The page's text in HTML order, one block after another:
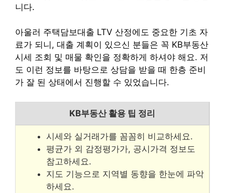
니다.
아울러 주택담보대출 LTV 산정에도 중요한 기초 자
료가 되니, 대출 계획이 있으신 분들은 꼭 KB부동산
시세 조회 및 매물 확인을 정확하게 하셔야 해요. 저
도 이런 정보를 바탕으로 상담을 받을 때 한층 준비
가 잘 된 상태에서 진행할 수 있었습니다.
KB부동산 활용 팁 정리
시세와 실거래가를 꼼꼼히 비교하세요.
평균가 외 감정평가가, 공시가격 정보도
참고하세요.
지도 기능으로 지역별 동향을 한눈에 파악
하세요.